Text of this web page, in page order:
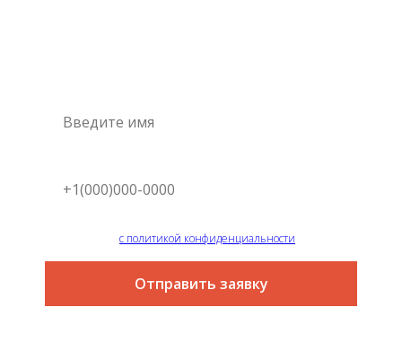
с политикой конфиденциальности
Отправить заявку